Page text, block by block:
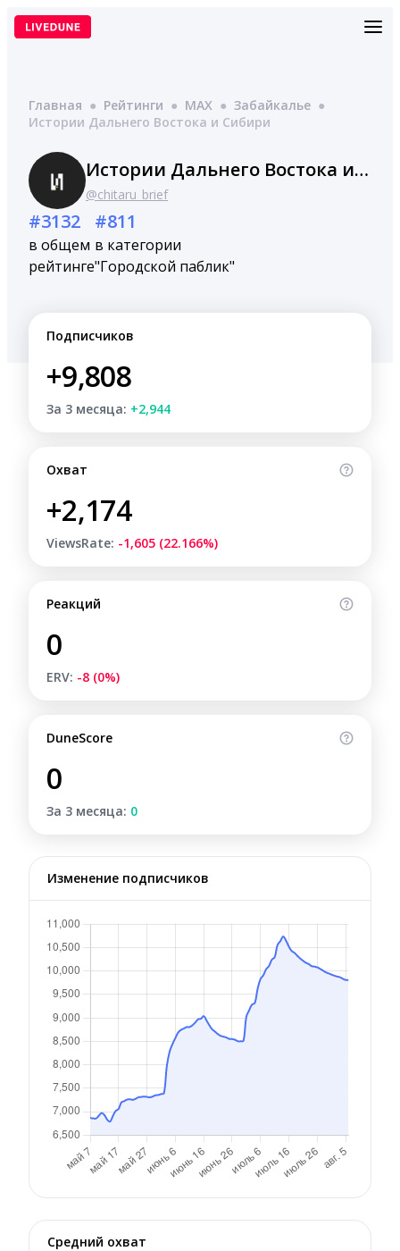
Перейти
Главная ● Рейтинги ● MAX ● Забайкалье ●
Истории Дальнего Востока и Сибири
Истории Дальнего Востока и Сибири
@chitaru_brief
#3132
в общем
рейтинге
#811
в категории
"Городской паблик"
Подписчиков
+9,808
За 3 месяца: +2,944
Охват
+2,174
ViewsRate: -1,605 (22.166%)
Реакций
0
ERV: -8 (0%)
DuneScore
0
За 3 месяца: 0
Изменение подписчиков
Средний охват